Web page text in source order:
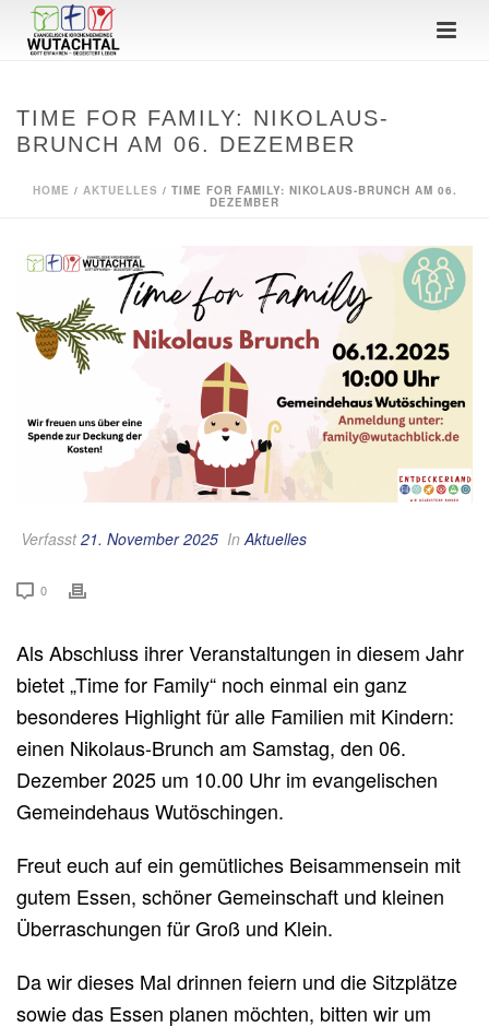
TIME FOR FAMILY: NIKOLAUS-
BRUNCH AM 06. DEZEMBER
HOME / AKTUELLES / TIME FOR FAMILY: NIKOLAUS-BRUNCH AM 06.
DEZEMBER
Verfasst21. November 2025 In Aktuelles
0
Als Abschluss ihrer Veranstaltungen in diesem Jahr
bietet „Time for Family“ noch einmal ein ganz
besonderes Highlight für alle Familien mit Kindern:
einen Nikolaus-Brunch am Samstag, den 06.
Dezember 2025 um 10.00 Uhr im evangelischen
Gemeindehaus Wutöschingen.
Freut euch auf ein gemütliches Beisammensein mit
gutem Essen, schöner Gemeinschaft und kleinen
Überraschungen für Groß und Klein.
Da wir dieses Mal drinnen feiern und die Sitzplätze
sowie das Essen planen möchten, bitten wir um